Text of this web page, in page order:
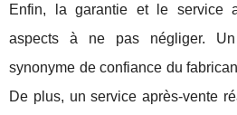
Enfin, la garantie et le service
aspects à ne pas négliger.
synonyme de confiance du
De plus, un service après-vente